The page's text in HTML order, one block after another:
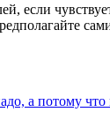
если
а потому что